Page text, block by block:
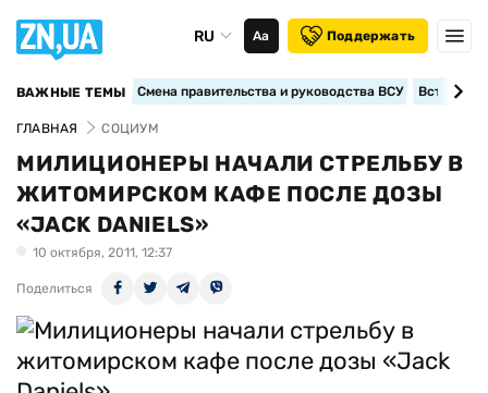
RU Аа Поддержать
ВАЖНЫЕ ТЕМЫ Смена правительства и руководства ВСУ
ГЛАВНАЯ СОЦИУМ
МИЛИЦИОНЕРЫ НАЧАЛИ СТРЕЛЬБУ В
ЖИТОМИРСКОМ КАФЕ ПОСЛЕ ДОЗЫ
«JACK DANIELS»
10 октября, 2011, 12:37
Поделиться